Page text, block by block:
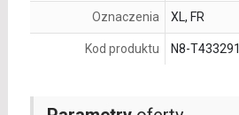
Oznaczenia XL, FR
Kod produktu N8-T433291